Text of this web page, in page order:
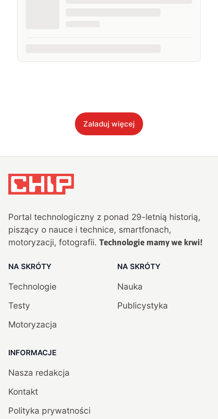
Załaduj więcej
Portal technologiczny z ponad 29-letnią historią,
piszący o nauce i technice, smartfonach,
motoryzacji, fotografii. Technologie mamy we krwi!
NA SKRÓTY
Technologie
Testy
Motoryzacja
NA SKRÓTY
Nauka
Publicystyka
INFORMACJE
Nasza redakcja
Kontakt
Polityka prywatności